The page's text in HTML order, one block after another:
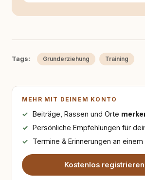
Tags: Grunderziehung Training
MEHR MIT DEINEM KONTO
Beiträge, Rassen und Orte
Persönliche Empfehlungen für
Termine & Erinnerungen an einem
Kostenlos